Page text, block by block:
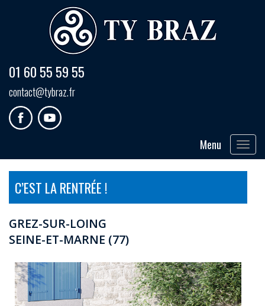
01 60 55 59 55
contact@tybraz.fr
Toggle
Menu
C’EST LA RENTRÉE !
GREZ-SUR-LOING
SEINE-ET-MARNE (77)